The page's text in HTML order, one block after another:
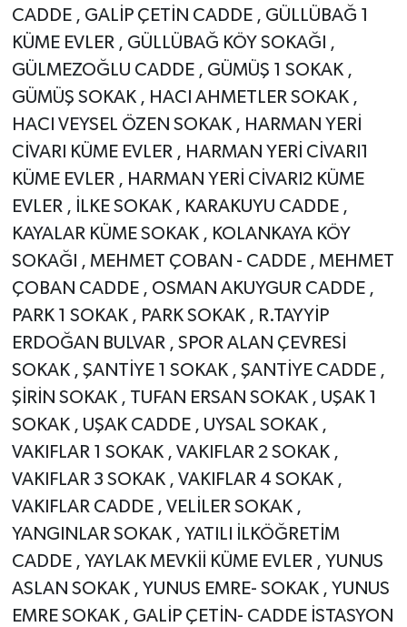
CADDE , GALİP ÇETİN CADDE , GÜLLÜBAĞ 1
KÜME EVLER , GÜLLÜBAĞ KÖY SOKAĞI ,
GÜLMEZOĞLU CADDE , GÜMÜŞ 1 SOKAK ,
GÜMÜŞ SOKAK , HACI AHMETLER SOKAK ,
HACI VEYSEL ÖZEN SOKAK , HARMAN YERİ
CİVARI KÜME EVLER , HARMAN YERİ CİVARI1
KÜME EVLER , HARMAN YERİ CİVARI2 KÜME
EVLER , İLKE SOKAK , KARAKUYU CADDE ,
KAYALAR KÜME SOKAK , KOLANKAYA KÖY
SOKAĞI , MEHMET ÇOBAN - CADDE , MEHMET
ÇOBAN CADDE , OSMAN AKUYGUR CADDE ,
PARK 1 SOKAK , PARK SOKAK , R.TAYYİP
ERDOĞAN BULVAR , SPOR ALAN ÇEVRESİ
SOKAK , ŞANTİYE 1 SOKAK , ŞANTİYE CADDE ,
ŞİRİN SOKAK , TUFAN ERSAN SOKAK , UŞAK 1
SOKAK , UŞAK CADDE , UYSAL SOKAK ,
VAKIFLAR 1 SOKAK , VAKIFLAR 2 SOKAK ,
VAKIFLAR 3 SOKAK , VAKIFLAR 4 SOKAK ,
VAKIFLAR CADDE , VELİLER SOKAK ,
YANGINLAR SOKAK , YATILI İLKÖĞRETİM
CADDE , YAYLAK MEVKİİ KÜME EVLER , YUNUS
ASLAN SOKAK , YUNUS EMRE- SOKAK , YUNUS
EMRE SOKAK , GALİP ÇETİN- CADDE İSTASYON